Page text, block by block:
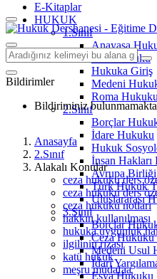
E-Kitaplar
HUKUK
1.Sınıf
Anayasa
Aile Hukuku
Hukuka Giriş
Medeni
Roma Hukuku
2.Sınıf
Borçlar
İdare Hukuku
Hukuk
İnsan Hakları
Avrupa
Türk Hukuk
Uluslararası
3.Sınıf
Borçlar
Ceza Hukuku
Medeni Usul
İdari
Eşya Hukuku
Bildirimler
Bildiriminiz
Anasayfa
2.Sınıf
Alakalı Konular
ceza hukuku ders
ceza hukuku ders
ceza hukuku notları
hakkın kullanılması
hukuka uygunluk
ilgilinin rızası
katü hukuk
meşru müdafaa